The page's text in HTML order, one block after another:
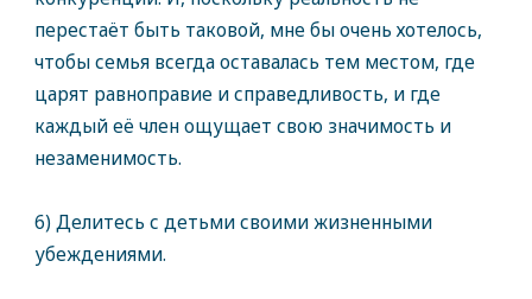
перестаёт быть таковой, мне бы очень хотелось,
чтобы семья всегда оставалась тем местом, где
царят равноправие и справедливость, и где
каждый её член ощущает свою значимость и
незаменимость.
6) Делитесь с детьми своими жизненными
убеждениями.